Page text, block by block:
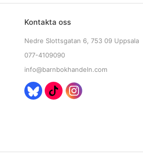
Kontakta oss
Nedre Slottsgatan 6, 753 09 Uppsala
077-4109090
info@barnbokhandeln.com